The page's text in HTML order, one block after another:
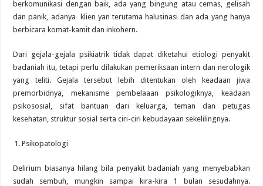
berkomunikasi dengan baik, ada yang bingung atau cemas, gelisah
dan panik, adanya klien yan terutama halusinasi dan ada yang hanya
berbicara komat-kamit dan inkohern.
Dari gejala-gejala psikiatrik tidak dapat diketahui etiologi penyakit
badaniah itu, tetapi perlu dilakukan pemeriksaan intern dan nerologik
yang teliti. Gejala tersebut lebih ditentukan oleh keadaan jiwa
premorbidnya, mekanisme pembelaaan psikologiknya, keadaan
psikososial, sifat bantuan dari keluarga, teman dan petugas
kesehatan, struktur sosial serta ciri-ciri kebudayaan sekelilingnya.
Psikopatologi
Delirium biasanya hilang bila penyakit badaniah yang menyebabkan
sudah sembuh, mungkin sampai kira-kira 1 bulan sesudahnya.